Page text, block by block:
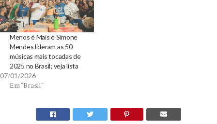
Menos é Mais e Simone
Mendes lideram as 50
músicas mais tocadas de
2025 no Brasil; veja lista
07/01/2026
Em "Brasil"